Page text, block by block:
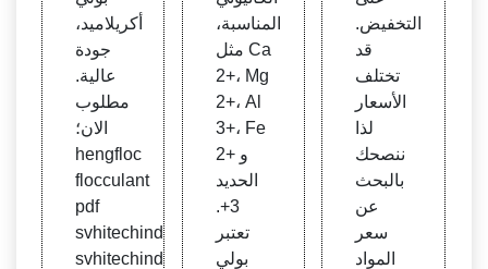
أكريلاميد،
جودة
عالية.
مطلوب
الان؛
hengfloc
flocculant
pdf
svhitechind
svhitechind
المناسبة،
مثل Ca
2+، Mg
2+، Al
3+، Fe
2+ و
الحديد
3+.
تعتبر
بولي
التخفيض.
قد
تختلف
الأسعار
لذا
ننصحك
بالبحث
عن
سعر
المواد